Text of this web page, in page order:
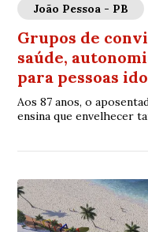
João Pessoa - PB
Grupos de
saúde,
para pessoas
Aos 87 anos, o
ensina que envelhecer